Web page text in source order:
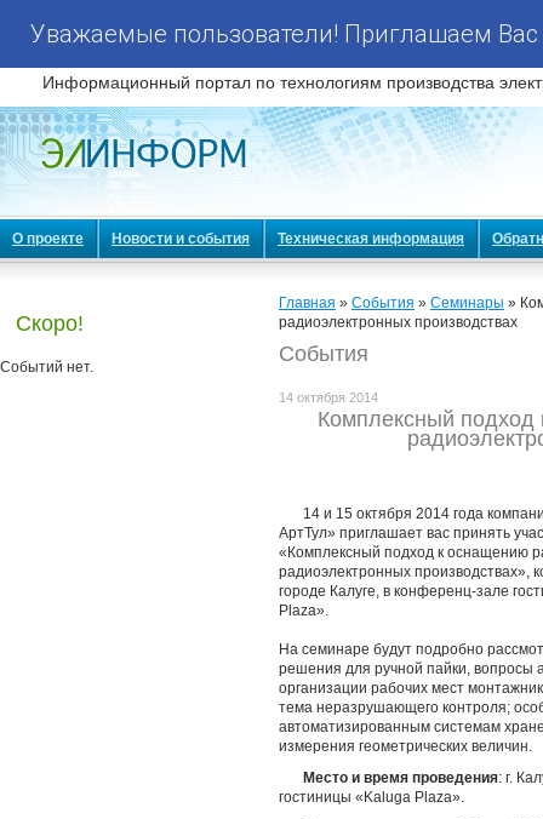
Уважаемые пользователи! Приглашаем
Информационный портал по технологиям производства
О проекте Новости и события Техническая информация
Скоро!
Событий нет.
Главная » События » Семинары »
радиоэлектронных производствах
События
14 октября 2014
Комплексный подход
14 и 15 октября 2014 года
АртТул» приглашает вас принять
«Комплексный подход к оснащению
радиоэлектронных производствах»,
городе Калуге, в конференц-зале
Plaza».
На семинаре будут подробно
решения для ручной пайки, вопросы
организации рабочих мест
тема неразрушающего контроля;
автоматизированным системам
измерения геометрических величин.
Место и время проведения: г.
гостиницы «Kaluga Plaza».